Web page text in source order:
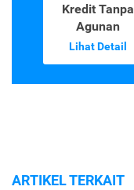
Kredit Tanpa
Agunan
Lihat Detail
ARTIKEL TERKAIT